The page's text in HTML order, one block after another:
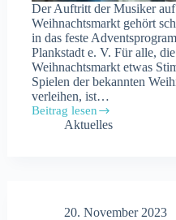
Der Auftritt der Musiker
Weihnachtsmarkt gehört
in das feste
Plankstadt e. V. Für alle,
Weihnachtsmarkt etwas
Spielen der bekannten
verleihen, ist…
Beitrag lesen
Weihnachtsmarkt
Aktuelles
20. November 2023